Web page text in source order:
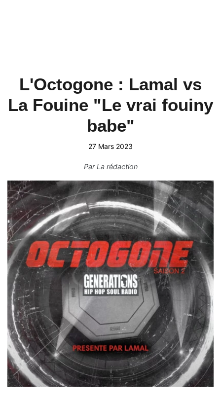
L'Octogone : Lamal vs
La Fouine "Le vrai fouiny
babe"
27 Mars 2023
ParLa rédaction